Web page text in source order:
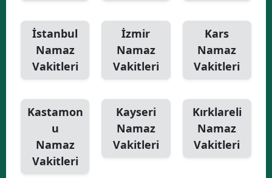
İstanbul
Namaz
Vakitleri
İzmir
Namaz
Vakitleri
Kars
Namaz
Vakitleri
Kastamon
u
Namaz
Vakitleri
Kayseri
Namaz
Vakitleri
Kırklareli
Namaz
Vakitleri